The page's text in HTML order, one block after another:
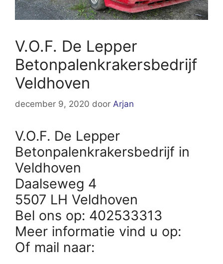
V.O.F. De Lepper
Betonpalenkrakersbedrijf
Veldhoven
december 9, 2020 door Arjan
V.O.F. De Lepper
Betonpalenkrakersbedrijf in
Veldhoven
Daalseweg 4
5507 LH Veldhoven
Bel ons op: 402533313
Meer informatie vind u op:
Of mail naar: